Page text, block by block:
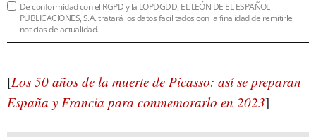
De conformidad con el RGPD y la LOPDGDD, EL LEÓN DE EL ESPAÑOL
PUBLICACIONES, S.A. tratará los datos facilitados con la finalidad de remitirle
noticias de actualidad.
[Los 50 años de la muerte de Picasso: así se preparan
España y Francia para conmemorarlo en 2023]